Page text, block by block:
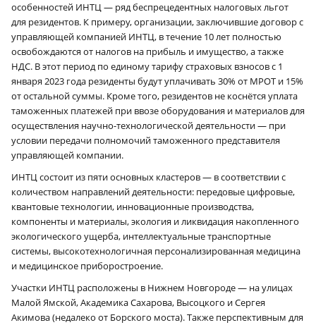
особенностей ИНТЦ — ряд беспрецедентных налоговых льгот
для резидентов. К примеру, организации, заключившие договор с
управляющей компанией ИНТЦ, в течение 10 лет полностью
освобождаются от налогов на прибыль и имущество, а также
НДС. В этот период по единому тарифу страховых взносов с 1
января 2023 года резиденты будут уплачивать 30% от МРОТ и 15%
от остальной суммы. Кроме того, резидентов не коснётся уплата
таможенных платежей при ввозе оборудования и материалов для
осуществления научно-технологической деятельности — при
условии передачи полномочий таможенного представителя
управляющей компании.
ИНТЦ состоит из пяти основных кластеров — в соответствии с
количеством направлений деятельности: передовые цифровые,
квантовые технологии, инновационные производства,
компоненты и материалы, экология и ликвидация накопленного
экологического ущерба, интеллектуальные транспортные
системы, высокотехнологичная персонализированная медицина
и медицинское приборостроение.
Участки ИНТЦ расположены в Нижнем Новгороде — на улицах
Малой Ямской, Академика Сахарова, Высоцкого и Сергея
Акимова (недалеко от Борского моста). Также перспективным для